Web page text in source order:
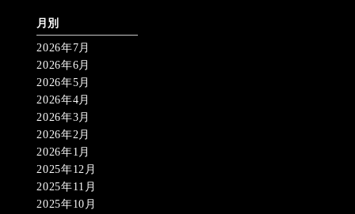
月別
2026年7月
2026年6月
2026年5月
2026年4月
2026年3月
2026年2月
2026年1月
2025年12月
2025年11月
2025年10月